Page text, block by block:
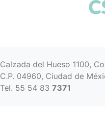
Calzada del Hueso 1100,
C.P. 04960, Ciudad de
Tel. 55 54 83 7371